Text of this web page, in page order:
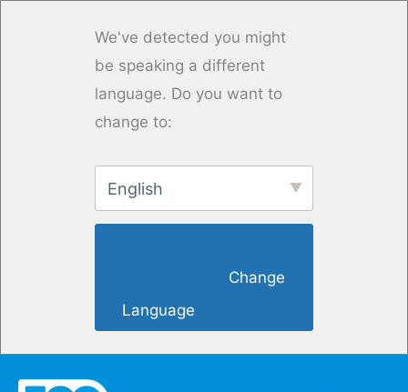
We've detected you might
be speaking a different
language. Do you want to
change to:
English
Language